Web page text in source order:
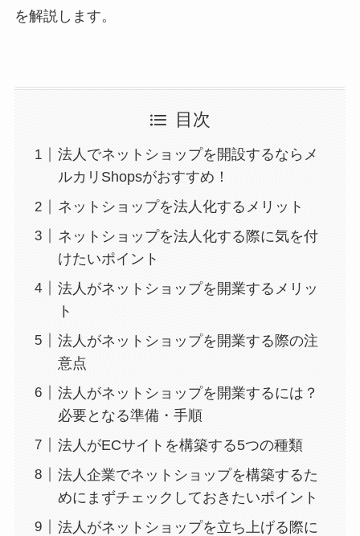
を解説します。
目次
法人でネットショップを開設するならメ
ルカリShopsがおすすめ！
ネットショップを法人化するメリット
ネットショップを法人化する際に気を付
けたいポイント
法人がネットショップを開業するメリッ
ト
法人がネットショップを開業する際の注
意点
法人がネットショップを開業するには？
必要となる準備・手順
法人がECサイトを構築する5つの種類
法人企業でネットショップを構築するた
めにまずチェックしておきたいポイント
法人がネットショップを立ち上げる際に